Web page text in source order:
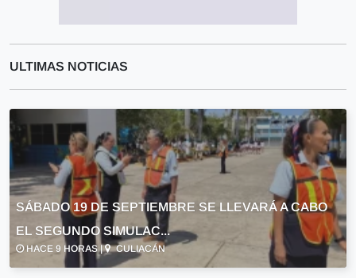
ULTIMAS NOTICIAS
SÁBADO 19 DE SEPTIEMBRE SE LLEVARÁ A CABO
EL SEGUNDO SIMULAC...
HACE 9 HORAS | CULIACÁN